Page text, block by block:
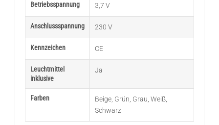
Betriebsspannung 3,7 V
Anschlussspannung 230 V
Kennzeichen CE
Leuchtmittel
inklusive
Ja
Farben Beige, Grün Grau Weiß,
Schwarz